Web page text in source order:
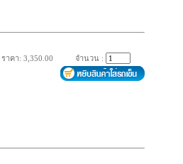
ราคา: 3,350.00 จำนวน :